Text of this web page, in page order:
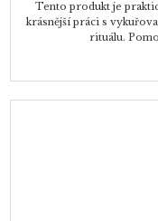
Tento produkt je
krásnější práci s
rituálu.